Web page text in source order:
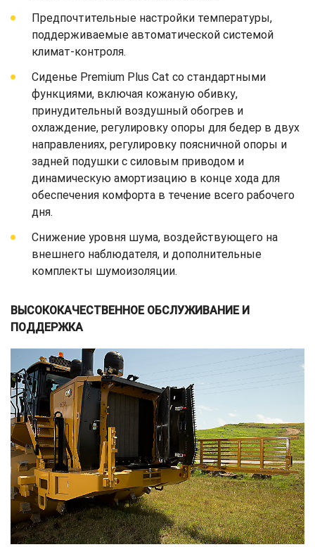
Предпочтительные настройки температуры,
поддерживаемые автоматической системой
климат-контроля.
Сиденье Premium Plus Cat со стандартными
функциями, включая кожаную обивку,
принудительный воздушный обогрев и
охлаждение, регулировку опоры для бедер в двух
направлениях, регулировку поясничной опоры и
задней подушки с силовым приводом и
динамическую амортизацию в конце хода для
обеспечения комфорта в течение всего рабочего
дня.
Снижение уровня шума, воздействующего на
внешнего наблюдателя, и дополнительные
комплекты шумоизоляции.
ВЫСОКОКАЧЕСТВЕННОЕ ОБСЛУЖИВАНИЕ И
ПОДДЕРЖКА